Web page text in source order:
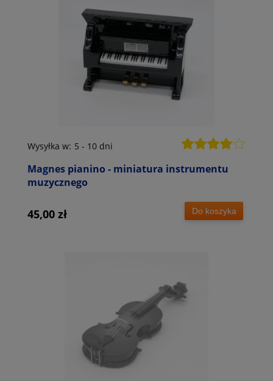
Magnes pianino - miniatura instrumentu
muzycznego
Wysyłka w: 5 - 10 dni
45,00 zł Do koszyka